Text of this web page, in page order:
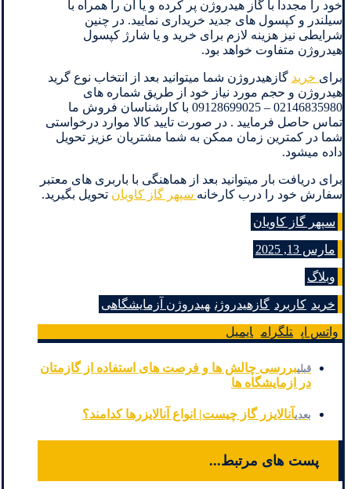
خود را مجددا با گاز هیدروژن پر کرده و یا آن را همراه با
سیلندر و کپسول های جدید خریداری نمایید. در چنین
شرایطی نیز هزینه لازم برای خرید و یا شارژ کپسول
هیدروژن متفاوت خواهد بود.
برای خرید گازهیدروژن شما میتوانید بعد از انتخاب نوع گرید
هیدروژن و حجم مورد نیاز خود از طریق شماره های
02146835980 – 09128699025 با کارشناسان فروش ما
تماس حاصل فرمایید . در صورت تایید کالا موارد درخواستی
شما در کمترین زمان ممکن به شما مشتریان عزیز تحویل
داده میشود.
برای دریافت بار میتوانید بعد از هماهنگی با باربری های معتبر
سفارش خود را درب کارخانه سپهر گاز کاویان تحویل بگیرید.
سپهر گاز کاویان
مارس 13, 2025
وبلاگ
خرید کاربرد گازهیدروژن هیدروژن آزمایشگاهی
واتس اپ تلگرام ایمیل
قبلیبررسی چالش ها و فرصت های استفاده از گازمتان
در ازمایشگاه ها
بعدیآنالایزر گاز چیست| انواع آنالایزرها کدامند؟
پست های مرتبط...